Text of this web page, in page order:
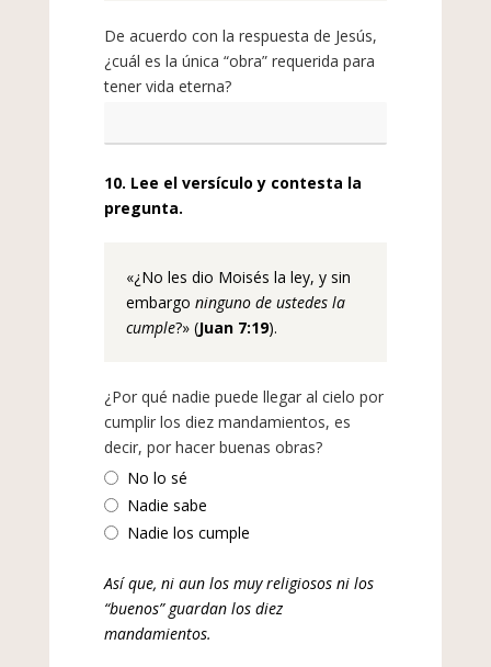
De acuerdo con la respuesta de Jesús,
¿cuál es la única “obra” requerida para
tener vida eterna?
10. Lee el versículo y contesta la
pregunta.
«¿No les dio Moisés la ley, y sin
embargo ninguno de ustedes la
cumple?» (Juan 7:19).
¿Por qué nadie puede llegar al cielo por
cumplir los diez mandamientos, es
decir, por hacer buenas obras?
No lo sé
Nadie sabe
Nadie los cumple
Así que, ni aun los muy religiosos ni los
“buenos” guardan los diez
mandamientos.